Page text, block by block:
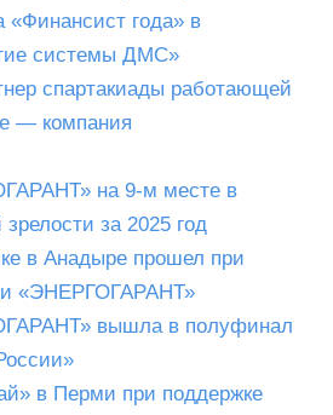
«Финансист года» в
системы ДМС»
спартакиады работающей
— компания
на 9-м месте в
за 2025 год
в Анадыре прошел при
«ЭНЕРГОГАРАНТ»
вышла в полуфинал
в Перми при поддержке